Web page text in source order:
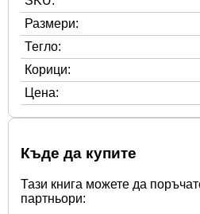
Размери:
Тегло:
Корици:
Цена:
Къде да купите
Тази книга можете да
партньори: